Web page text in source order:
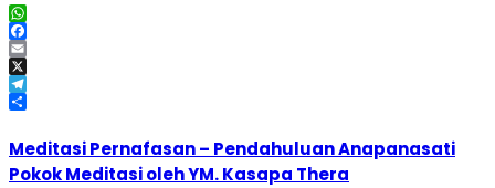
WhatsApp
Facebook
Email
X
Telegram
Meditasi Pernafasan – Pendahuluan Anapanasati
Pokok Meditasi oleh YM. Kasapa Thera